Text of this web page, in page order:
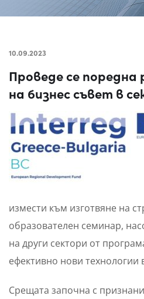
10.09.2023
Проведе се
на бизнес съвет в
измести към изготвяне на
образователен семинар,
на други сектори от
ефективно нови технологии
Срещата започна с